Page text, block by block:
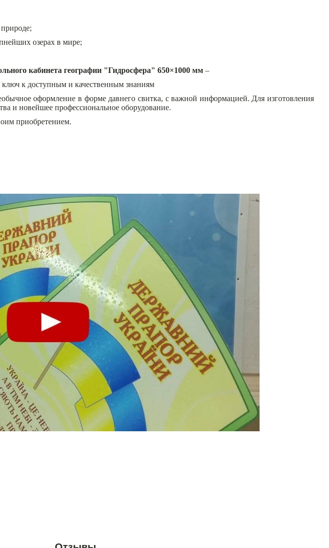
озерах в мире;
кабинета географии "Гидросфера" 650×1000 мм–
ключ к доступным и качественным знаниям
оформление в форме давнего свитка, с важной информацией. Для изготовления
и новейшее профессиональное оборудование.
приобретением.